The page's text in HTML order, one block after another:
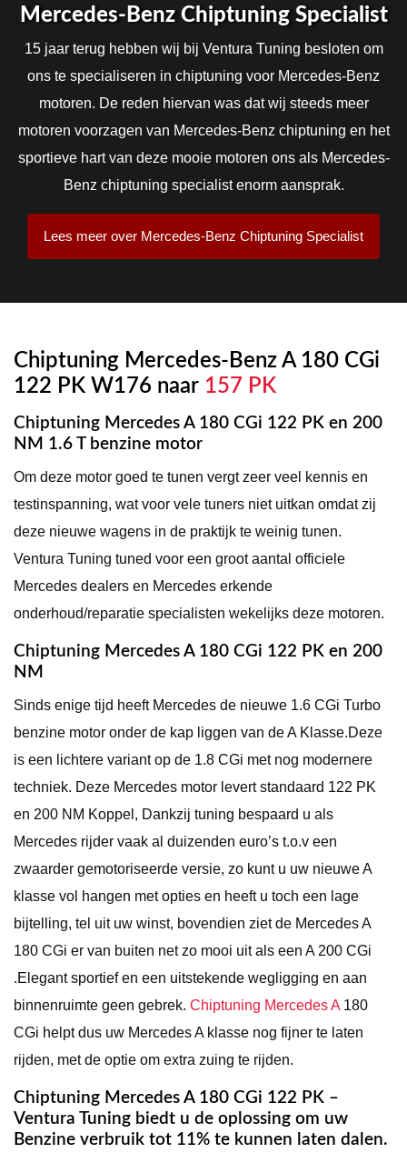
Mercedes-Benz Chiptuning Specialist
15 jaar terug hebben wij bij Ventura Tuning besloten om
ons te specialiseren in chiptuning voor Mercedes-Benz
motoren. De reden hiervan was dat wij steeds meer
motoren voorzagen van Mercedes-Benz chiptuning en het
sportieve hart van deze mooie motoren ons als Mercedes-
Benz chiptuning specialist enorm aansprak.
Lees meer over Mercedes-Benz Chiptuning Specialist
Chiptuning Mercedes-Benz A 180 CGi
122 PK W176 naar 157 PK
Chiptuning Mercedes A 180 CGi 122 PK en 200
NM 1.6 T benzine motor
Om deze motor goed te tunen vergt zeer veel kennis en
testinspanning, wat voor vele tuners niet uitkan omdat zij
deze nieuwe wagens in de praktijk te weinig tunen.
Ventura Tuning tuned voor een groot aantal officiele
Mercedes dealers en Mercedes erkende
onderhoud/reparatie specialisten wekelijks deze motoren.
Chiptuning Mercedes A 180 CGi 122 PK en 200
NM
Sinds enige tijd heeft Mercedes de nieuwe 1.6 CGi Turbo
benzine motor onder de kap liggen van de A Klasse.Deze
is een lichtere variant op de 1.8 CGi met nog modernere
techniek. Deze Mercedes motor levert standaard 122 PK
en 200 NM Koppel, Dankzij tuning bespaard u als
Mercedes rijder vaak al duizenden euro’s t.o.v een
zwaarder gemotoriseerde versie, zo kunt u uw nieuwe A
klasse vol hangen met opties en heeft u toch een lage
bijtelling, tel uit uw winst, bovendien ziet de Mercedes A
180 CGi er van buiten net zo mooi uit als een A 200 CGi
.Elegant sportief en een uitstekende wegligging en aan
binnenruimte geen gebrek. Chiptuning Mercedes A 180
CGi helpt dus uw Mercedes A klasse nog fijner te laten
rijden, met de optie om extra zuing te rijden.
Chiptuning Mercedes A 180 CGi 122 PK –
Ventura Tuning biedt u de oplossing om uw
Benzine verbruik tot 11% te kunnen laten dalen.